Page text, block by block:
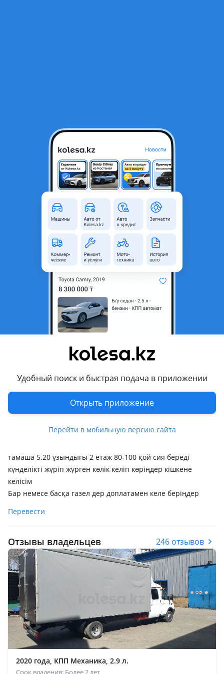
Удобный поиск и быстрая подача в приложении
Открыть приложение
Перейти в мобильную версию сайта
ГАЗ ГАЗель 2004 года
Объявление находится в архиве и может быть
Абай (Келесский р-н),
Туркестанская область
1994 - н.в. 1 поколение
Пикап
Объем двигателя, л
Пробег
Механика
Руль
Слева
Растаможен в Казахстане
Комментарий продавца
тамаша 5.20 ұзындығы 2 етаж 80-100 қой сия береді
күнделікті жүріп жүрген көлік келіп көріңдер кішкене
келісім
Бар немесе басқа газел дер доплатамен келе беріңдер
Перевести
Отзывы владельцев 246 отзывов
2020 года, КПП Механика, 2.9 л.
Срок владения: Более 2 лет